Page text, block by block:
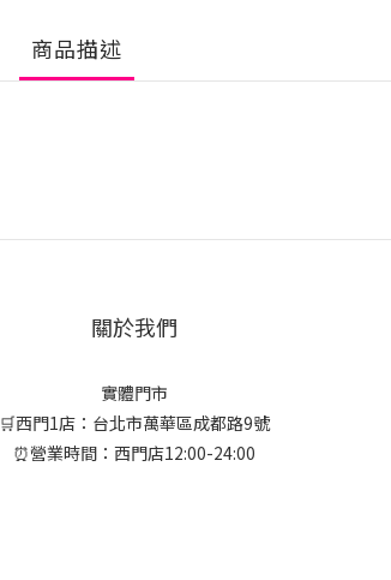
商品描述
關於我們
實體門市
🛒西門1店：台北市萬華區成都路9號
⏰營業時間：西門店12:00-24:00